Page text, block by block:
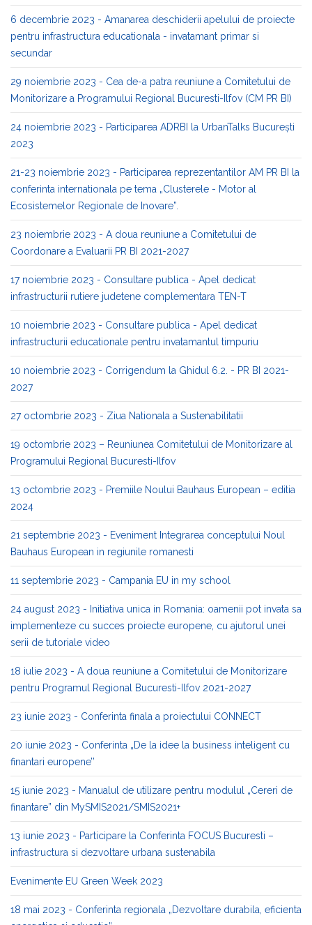
6 decembrie 2023 - Amanarea deschiderii apelului de proiecte
pentru infrastructura educationala - invatamant primar si
secundar
29 noiembrie 2023 - Cea de-a patra reuniune a Comitetului de
Monitorizare a Programului Regional Bucuresti-Ilfov (CM PR BI)
24 noiembrie 2023 - Participarea ADRBI la UrbanTalks București
2023
21-23 noiembrie 2023 - Participarea reprezentantilor AM PR BI la
conferinta internationala pe tema „Clusterele - Motor al
Ecosistemelor Regionale de Inovare”.
23 noiembrie 2023 - A doua reuniune a Comitetului de
Coordonare a Evaluarii PR BI 2021-2027
17 noiembrie 2023 - Consultare publica - Apel dedicat
infrastructurii rutiere judetene complementara TEN-T
10 noiembrie 2023 - Consultare publica - Apel dedicat
infrastructurii educationale pentru invatamantul timpuriu
10 noiembrie 2023 - Corrigendum la Ghidul 6.2. - PR BI 2021-
2027
27 octombrie 2023 - Ziua Nationala a Sustenabilitatii
19 octombrie 2023 – Reuniunea Comitetului de Monitorizare al
Programului Regional Bucuresti-Ilfov
13 octombrie 2023 - Premiile Noului Bauhaus European – editia
2024
21 septembrie 2023 - Eveniment Integrarea conceptului Noul
Bauhaus European in regiunile romanesti
11 septembrie 2023 - Campania EU in my school
24 august 2023 - Initiativa unica in Romania: oamenii pot invata sa
implementeze cu succes proiecte europene, cu ajutorul unei
serii de tutoriale video
18 iulie 2023 - A doua reuniune a Comitetului de Monitorizare
pentru Programul Regional Bucuresti-Ilfov 2021-2027
23 iunie 2023 - Conferinta finala a proiectului CONNECT
20 iunie 2023 - Conferinta „De la idee la business inteligent cu
finantari europene’’
15 iunie 2023 - Manualul de utilizare pentru modulul „Cereri de
finantare” din MySMIS2021/SMIS2021+
13 iunie 2023 - Participare la Conferinta FOCUS Bucuresti –
infrastructura si dezvoltare urbana sustenabila
Evenimente EU Green Week 2023
18 mai 2023 - Conferinta regionala „Dezvoltare durabila, eficienta